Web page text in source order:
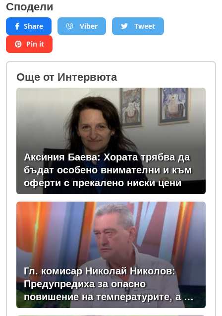
Сподели
Share Viber
Tweet
Pin it
Oще от Интервюта
Аксиния Баева: Хората трябва да
бъдат особено внимателни и към
оферти с прекалено ниски цени
Гл. комисар Николай Николов:
Предупредиха за опасно
повишение на температурите, а в
момента сме в сърцевината на